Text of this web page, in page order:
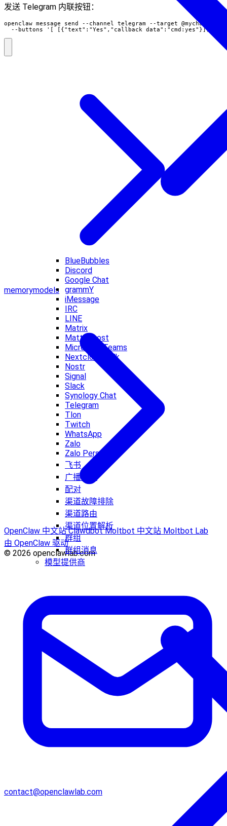
BlueBubbles
Discord
Google Chat
grammY
iMessage
IRC
LINE
Matrix
Mattermost
Microsoft Teams
Nextcloud Talk
Nostr
Signal
Slack
Synology Chat
Telegram
Tlon
Twitch
WhatsApp
Zalo
Zalo Personal
飞书
广播群组
配对
渠道故障排除
渠道路由
渠道位置解析
群组
群组消息
模型提供商
发送 Telegram 内联按钮：
openclaw message send --channel telegram --target @mychat --
--buttons '[ [{"text":"Yes","callback_data":"cmd:yes"}],
memorymodels
OpenClaw 中文站ClawdbotMoltbot 中文站 Moltbot Lab
由 OpenClaw 驱动
© 2026 openclawlab.com
contact@openclawlab.com